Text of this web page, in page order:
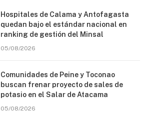
Hospitales de Calama y Antofagasta
quedan bajo el estándar nacional en
ranking de gestión del Minsal
05/08/2026
Comunidades de Peine y Toconao
buscan frenar proyecto de sales de
potasio en el Salar de Atacama
05/08/2026